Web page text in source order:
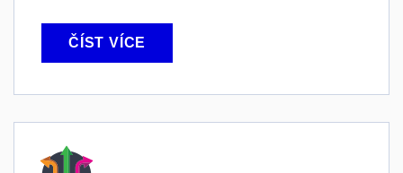
ČÍST VÍCE